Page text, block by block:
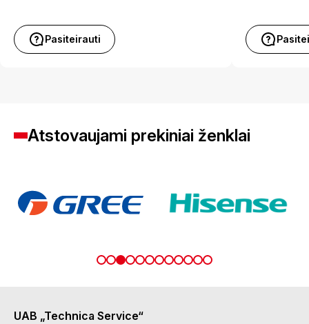
Pasiteirauti
Atstovaujami prekiniai ženklai
UAB „Technica Service“